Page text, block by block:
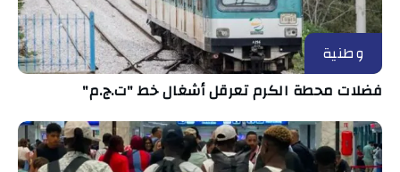
وطنية
فضلات محطة الكرم تعرقل أشغال خط "ت.ج.م"